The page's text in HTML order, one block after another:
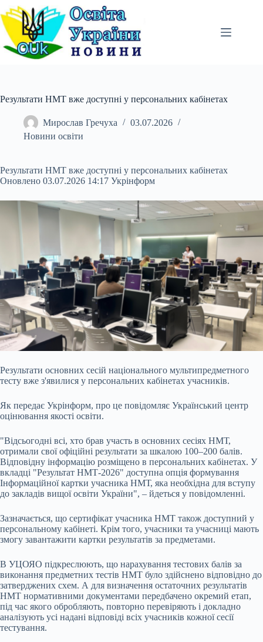
Перейти
до
вмісту
Результати НМТ вже доступні у персональних кабінетах
Мирослав Гречуха
03.07.2026
Новини освіти
Результати НМТ вже доступні у персональних кабінетах
Оновлено 03.07.2026 14:17 Укрінформ
Результати основних сесій національного мультипредметного
тесту вже з'явилися у персональних кабінетах учасників.
Як передає Укрінформ, про це повідомляє Український центр
оцінювання якості освіти.
"Відсьогодні всі, хто брав участь в основних сесіях НМТ,
отримали свої офіційні результати за шкалою 100–200 балів.
Відповідну інформацію розміщено в персональних кабінетах. У
вкладці "Результат НМТ-2026" доступна опція формування
Інформаційної картки учасника НМТ, яка необхідна для вступу
до закладів вищої освіти України", – йдеться у повідомленні.
Зазначається, що сертифікат учасника НМТ також доступний у
персональному кабінеті. Крім того, учасники та учасниці мають
змогу завантажити картки результатів за предметами.
В УЦОЯО підкреслюють, що нарахування тестових балів за
виконання предметних тестів НМТ було здійснено відповідно до
затверджених схем. А для визначення остаточних результатів
НМТ нормативними документами передбачено окремий етап,
під час якого обробляють, повторно перевіряють і докладно
аналізують усі надані відповіді всіх учасників кожної сесії
тестування.